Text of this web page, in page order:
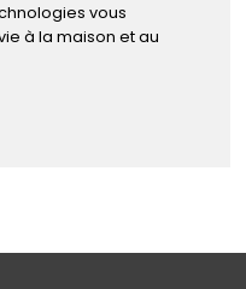
vous
à la maison et au